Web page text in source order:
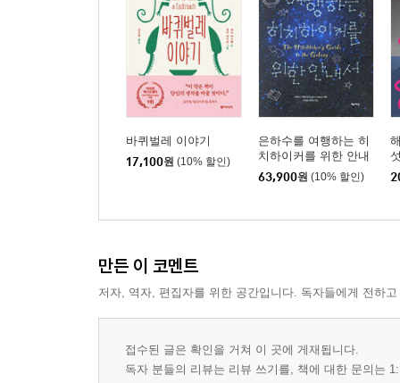
바퀴벌레 이야기
17,100원 (10% 할인)
은하수를 여행하는 히
치하이커를 위한 안내
서 합본
63,900원 (10% 할인)
만든 이 코멘트
저자, 역자, 편집자를 위한 공간입니다. 독자들에게 전하
접수된 글은 확인을 거쳐 이 곳에 게재됩니다.
독자 분들의 리뷰는 리뷰 쓰기를, 책에 대한 문의는